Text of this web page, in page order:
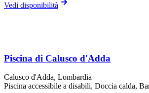
Vedi disponibilità
Piscina di Calusco d'Adda
Calusco d'Adda, Lombardia
Piscina accessibile a disabili, Doccia calda,